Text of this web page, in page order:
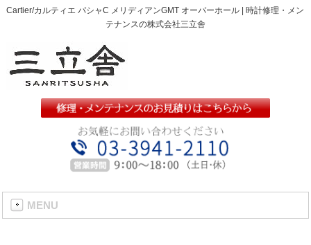
Cartier/カルティエ パシャC メリディアンGMT オーバーホール | 時計修理・メン
テナンスの株式会社三立舎
MENU